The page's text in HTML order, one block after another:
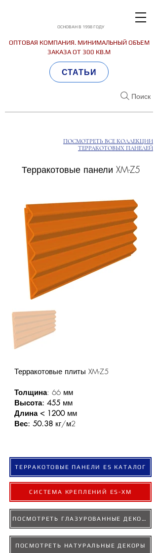
ОСНОВАН В 1998 ГОДУ
ОПТОВАЯ КОМПАНИЯ. МИНИМАЛЬНЫЙ ОБЪЕМ
ЗАКАЗА ОТ 300 КВ.М
Поиск
СТАТЬИ
ПОСМОТРЕТЬ ВСЕ КОЛЛЕКЦИИ
ТЕРРАКОТОВЫХ ПАНЕЛЕЙ
Терракотовые панели XM-Z5
Терракотовые плиты XM-Z5
Толщина: 66 мм
Высота: 455 мм
Длина < 1200 мм
Вес: 50.38 кг/м2
ТЕРРАКОТОВЫЕ ПАНЕЛИ ES КАТАЛОГ
СИСТЕМА КРЕПЛЕНИЙ ES-XM
ПОСМОТРЕТЬ ГЛАЗУРОВАННЫЕ ДЕКОРЫ
ПОСМОТРЕТЬ НАТУРАЛЬНЫЕ ДЕКОРЫ